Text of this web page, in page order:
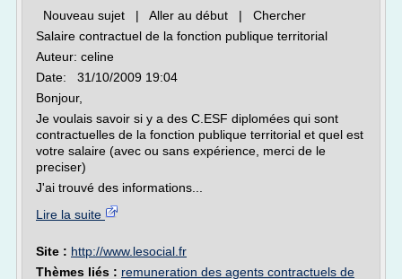
Nouveau sujet | Aller au début | Chercher
Salaire contractuel de la fonction publique territorial
Auteur: celine
Date: 31/10/2009 19:04
Bonjour,
Je voulais savoir si y a des C.ESF diplomées qui sont
contractuelles de la fonction publique territorial et quel est
votre salaire (avec ou sans expérience, merci de le
preciser)
J'ai trouvé des informations...
Lire la suite
Site : http://www.lesocial.fr
Thèmes liés : remuneration des agents contractuels de